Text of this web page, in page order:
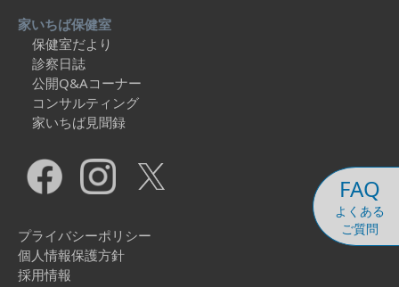
FAQ
よくある
ご質問
家いちば保健室
保健室だより
診察日誌
公開Q&Aコーナー
コンサルティング
家いちば見聞録
プライバシーポリシー
個人情報保護方針
採用情報